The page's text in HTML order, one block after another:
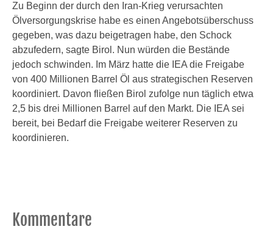
Zu Beginn der durch den Iran-Krieg verursachten
Ölversorgungskrise habe es einen Angebotsüberschuss
gegeben, was dazu beigetragen habe, den Schock
abzufedern, sagte Birol. Nun würden die Bestände
jedoch schwinden. Im März hatte die IEA die Freigabe
von 400 Millionen Barrel Öl aus strategischen Reserven
koordiniert. Davon fließen Birol zufolge nun täglich etwa
2,5 bis drei Millionen Barrel auf den Markt. Die IEA sei
bereit, bei Bedarf die Freigabe weiterer Reserven zu
koordinieren.
Kommentare